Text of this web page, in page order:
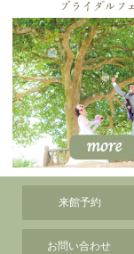
来館予約
お問い合わせ